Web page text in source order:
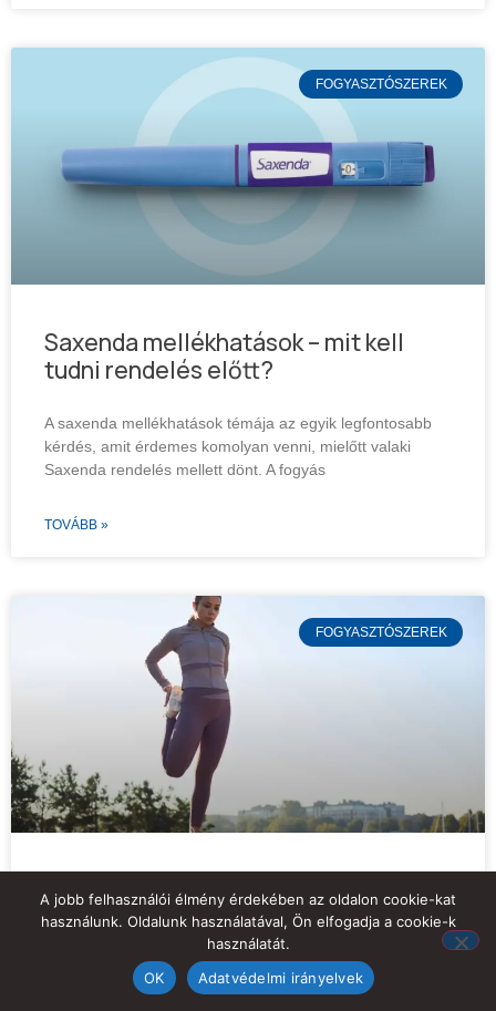
FOGYASZTÓSZEREK
Saxenda mellékhatások – mit kell
tudni rendelés előtt?
A saxenda mellékhatások témája az egyik legfontosabb
kérdés, amit érdemes komolyan venni, mielőtt valaki
Saxenda rendelés mellett dönt. A fogyás
TOVÁBB »
FOGYASZTÓSZEREK
Tirzenize rendelés diszkréten:
csomagolás, adatvédelem és
nyugodt átvétel
A Tirzenize rendelés diszkréten sok vásárlónak legalább
A jobb felhasználói élmény érdekében az oldalon cookie-kat
használunk. Oldalunk használatával, Ön elfogadja a cookie-k
használatát.
OK
Adatvédelmi irányelvek